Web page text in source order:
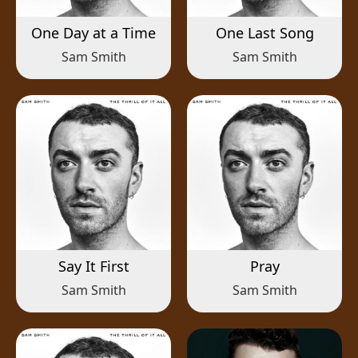
One Day at a Time
Sam Smith
One Last Song
Sam Smith
Say It First
Sam Smith
Pray
Sam Smith